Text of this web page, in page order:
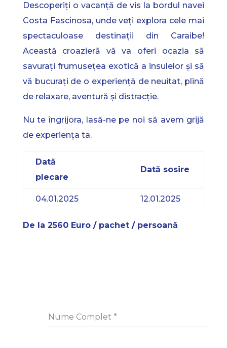
Descoperiți o vacanță de vis la bordul navei
Costa Fascinosa, unde veți explora cele mai
spectaculoase destinații din Caraibe!
Această croazieră vă va oferi ocazia să
savurați frumusețea exotică a insulelor și să
vă bucurați de o experiență de neuitat, plină
de relaxare, aventură și distracție.
Nu te îngrijora, lasă-ne pe noi să avem grijă
de experiența ta.
Dată
plecare
Dată sosire
04.01.2025 12.01.2025
De la 2560 Euro / pachet / persoană
Nume Complet *